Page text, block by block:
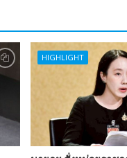
HIGHLIGHT